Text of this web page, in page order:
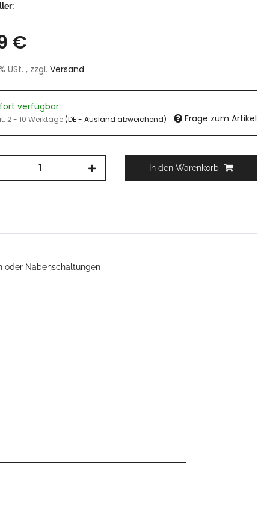
€
USt. , zzgl. Versand
verfügbar
2 - 10 Werktage(DE - Ausland abweichend) Frage zum Artikel
In den Warenkorb
oder Nabenschaltungen